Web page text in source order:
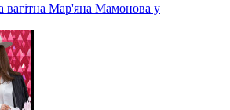
вагітна Мар'яна Мамонова у